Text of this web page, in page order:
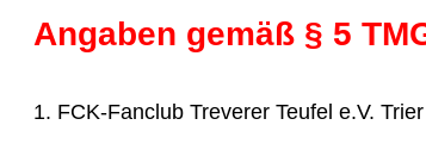
Angaben gemäß § 5
1. FCK-Fanclub Treverer Teufel e.V.